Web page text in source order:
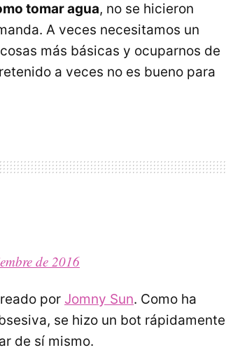
tomar agua, no se hicieron
A veces necesitamos un
más básicas y ocuparnos de
a veces no es bueno para
de 2016
por Jomny Sun. Como ha
se hizo un bot rápidamente
de sí mismo.